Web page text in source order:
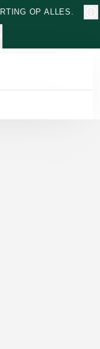
OP ALLES.
door 1 personen